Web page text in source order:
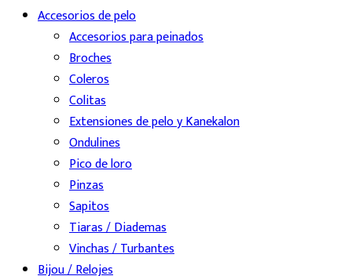
Accesorios de pelo
Accesorios para peinados
Broches
Coleros
Colitas
Extensiones de pelo y Kanekalon
Ondulines
Pico de loro
Pinzas
Sapitos
Tiaras / Diademas
Vinchas / Turbantes
Bijou / Relojes